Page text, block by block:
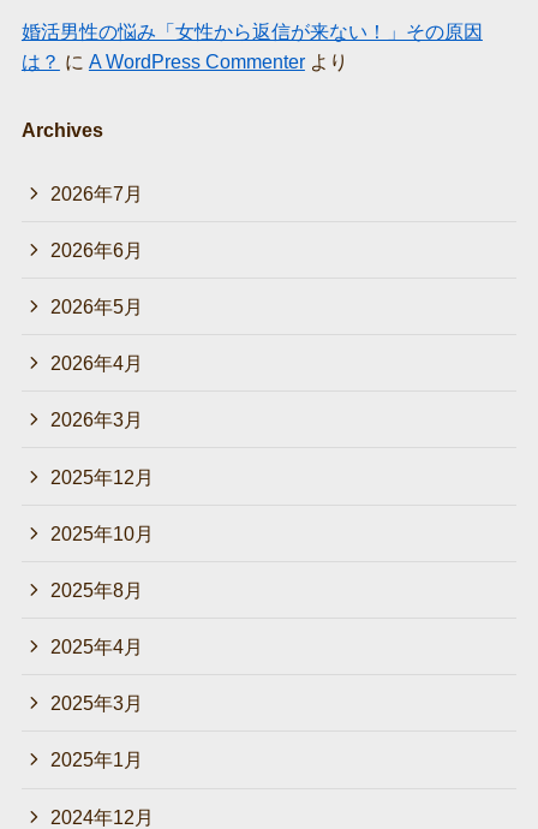
婚活男性の悩み「女性から返信が来ない！」その原因
は？ に A WordPress Commenterより
Archives
2026年7月
2026年6月
2026年5月
2026年4月
2026年3月
2025年12月
2025年10月
2025年8月
2025年4月
2025年3月
2025年1月
2024年12月